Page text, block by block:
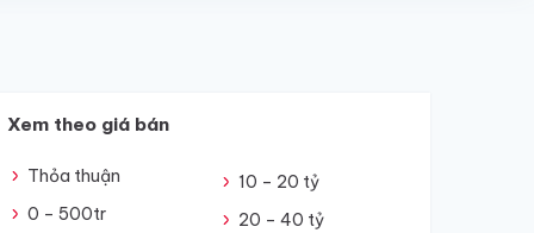
Xem theo giá bán
Thỏa thuận
0 – 500tr
10 – 20 tỷ
20 – 40 tỷ